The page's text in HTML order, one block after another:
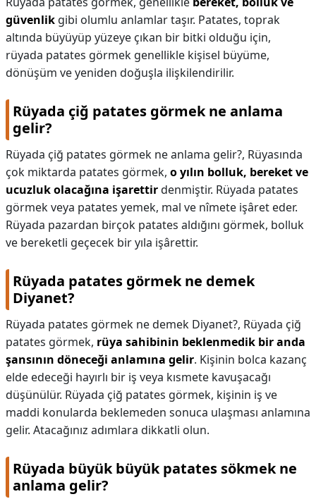
güvenlik gibi olumlu anlamlar taşır. Patates, toprak
altında büyüyüp yüzeye çıkan bir bitki olduğu için,
rüyada patates görmek genellikle kişisel büyüme,
dönüşüm ve yeniden doğuşla ilişkilendirilir.
Rüyada çiğ patates görmek ne anlama
gelir?
Rüyada çiğ patates görmek ne anlama gelir?, Rüyasında
çok miktarda patates görmek, o yılın bolluk, bereket ve
ucuzluk olacağına işarettirdenmiştir. Rüyada patates
görmek veya patates yemek, mal ve nîmete işâret eder.
Rüyada pazardan birçok patates aldığını görmek, bolluk
ve bereketli geçecek bir yıla işârettir.
Rüyada patates görmek ne demek
Diyanet?
Rüyada patates görmek ne demek Diyanet?, Rüyada çiğ
patates görmek, rüya sahibinin beklenmedik bir anda
şansının döneceği anlamına gelir. Kişinin bolca kazanç
elde edeceği hayırlı bir iş veya kısmete kavuşacağı
düşünülür. Rüyada çiğ patates görmek, kişinin iş ve
maddi konularda beklemeden sonuca ulaşması anlamına
gelir. Atacağınız adımlara dikkatli olun.
Rüyada büyük büyük patates sökmek ne
anlama gelir?